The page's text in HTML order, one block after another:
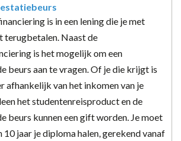
is in een lening die je met
terugbetalen. Naast de
is het mogelijk om een
beurs aan te vragen. Of je die krijgt is
afhankelijk van het inkomen van je
het studentenreisproduct en de
beurs kunnen een gift worden. Je moet
10 jaar je diploma halen, gerekend vanaf